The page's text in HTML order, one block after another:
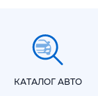
КАТАЛОГ АВТО